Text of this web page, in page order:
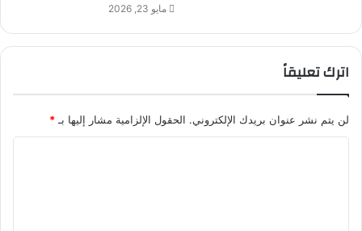
مايو 23, 2026
اترك تعليقاً
لن يتم نشر عنوان بريدك الإلكتروني. الحقول الإلزامية مشار إليها بـ *